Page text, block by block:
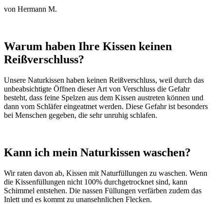
von Hermann M.
Warum haben Ihre Kissen keinen
Reißverschluss?
Unsere Naturkissen haben keinen Reißverschluss, weil durch das
unbeabsichtigte Öffnen dieser Art von Verschluss die Gefahr
besteht, dass feine Spelzen aus dem Kissen austreten können und
dann vom Schläfer eingeatmet werden. Diese Gefahr ist besonders
bei Menschen gegeben, die sehr unruhig schlafen.
Kann ich mein Naturkissen waschen?
Wir raten davon ab, Kissen mit Naturfüllungen zu waschen. Wenn
die Kissenfüllungen nicht 100% durchgetrocknet sind, kann
Schimmel entstehen. Die nassen Füllungen verfärben zudem das
Inlett und es kommt zu unansehnlichen Flecken.